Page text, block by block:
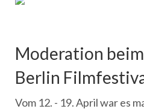
Moderation
Berlin
Vom 12. - 19. April war es